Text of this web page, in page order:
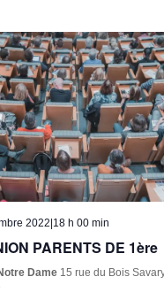
2022|18 h 00 min
PARENTS DE 1ère
Dame 15 rue du Bois